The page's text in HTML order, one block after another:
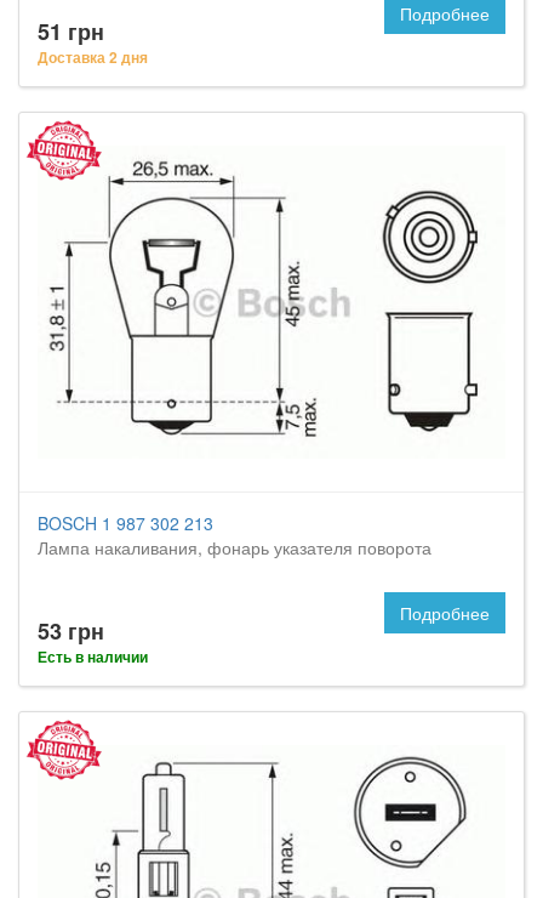
51 грн
Доставка 2 дня
Подробнее
BOSCH 1 987 302 213
Лампа накаливания, фонарь указателя поворота
53 грн
Есть в наличии
Подробнее